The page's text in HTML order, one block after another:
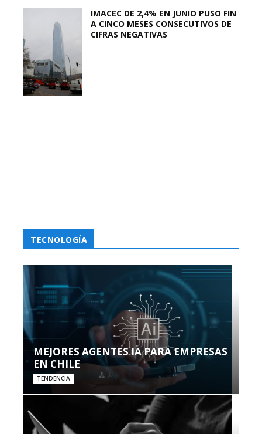
IMACEC DE 2,4% EN JUNIO PUSO FIN
A CINCO MESES CONSECUTIVOS DE
CIFRAS NEGATIVAS
TECNOLOGÍA
MEJORES AGENTES IA PARA EMPRESAS
EN CHILE
TENDENCIA